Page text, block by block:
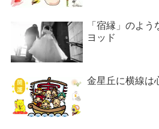
「宿縁」のよう
ヨッド
金星丘に横線は